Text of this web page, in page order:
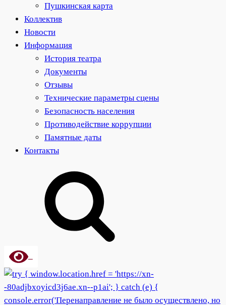
Пушкинская карта
Коллектив
Новости
Информация
История театра
Документы
Отзывы
Технические параметры сцены
Безопасность населения
Противодействие коррупции
Памятные даты
Контакты